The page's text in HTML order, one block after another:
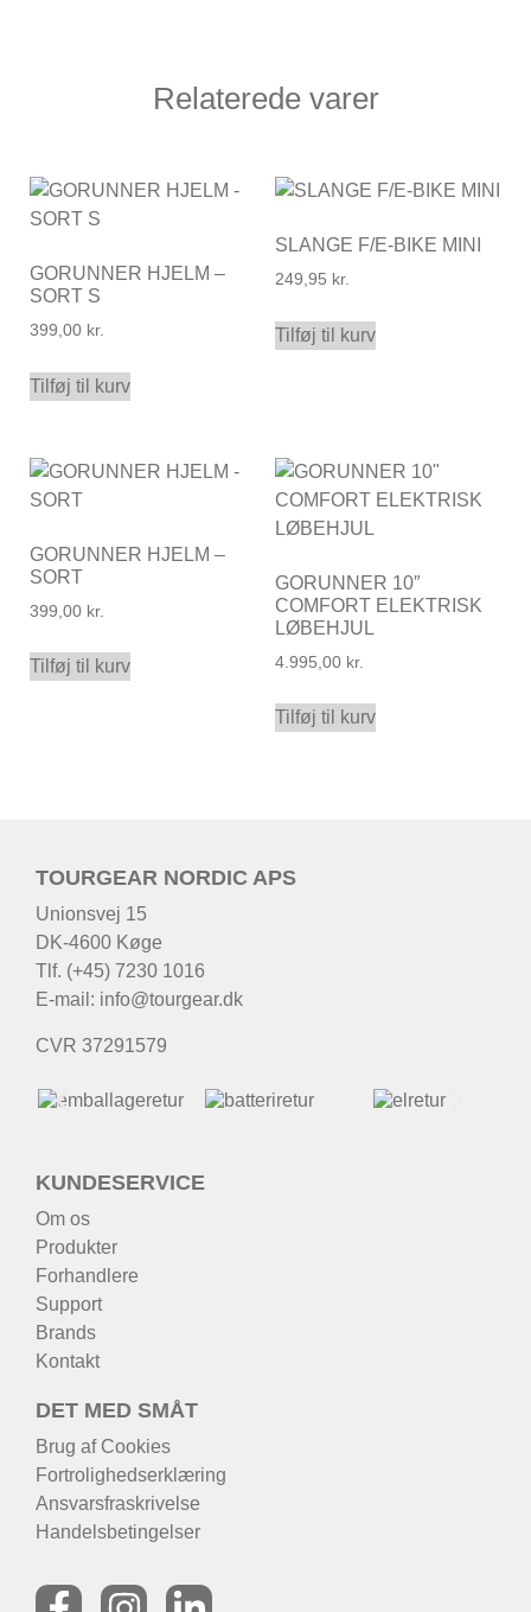
Relaterede varer
GORUNNER HJELM –
SORT S
399,00 kr.
Tilføj til kurv
SLANGE F/E-BIKE MINI
249,95 kr.
Tilføj til kurv
GORUNNER HJELM –
SORT
399,00 kr.
Tilføj til kurv
GORUNNER 10″
COMFORT ELEKTRISK
LØBEHJUL
4.995,00 kr.
Tilføj til kurv
TOURGEAR NORDIC APS
Unionsvej 15
DK-4600 Køge
Tlf. (+45) 7230 1016
E-mail: info@tourgear.dk
CVR 37291579
KUNDESERVICE
Om os
Produkter
Forhandlere
Support
Brands
Kontakt
DET MED SMÅT
Brug af Cookies
Fortrolighedserklæring
Ansvarsfraskrivelse
Handelsbetingelser